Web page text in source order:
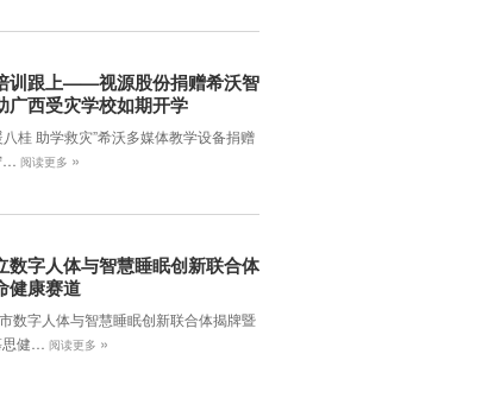
训跟上——视源股份捐赠希沃智
广西受灾学校如期开学
桂 助学救灾”希沃多媒体教学设备捐赠
阅读更多 »
数字人体与智慧睡眠创新联合体
健康赛道
数字人体与智慧睡眠创新联合体揭牌暨
健…
阅读更多 »